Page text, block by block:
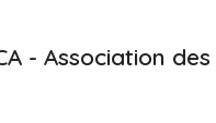
- Association